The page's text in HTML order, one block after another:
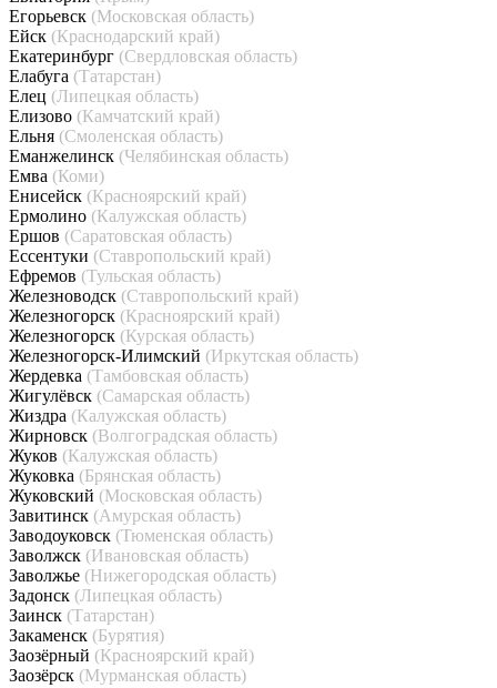
Егорьевск (Московская область)
Ейск (Краснодарский край)
Екатеринбург (Свердловская область)
Елабуга (Татарстан)
Елец (Липецкая область)
Елизово (Камчатский край)
Ельня (Смоленская область)
Еманжелинск (Челябинская область)
Емва (Коми)
Енисейск (Красноярский край)
Ермолино (Калужская область)
Ершов (Саратовская область)
Ессентуки (Ставропольский край)
Ефремов (Тульская область)
Железноводск (Ставропольский край)
Железногорск (Красноярский край)
Железногорск (Курская область)
Железногорск-Илимский (Иркутская область)
Жердевка (Тамбовская область)
Жигулёвск (Самарская область)
Жиздра (Калужская область)
Жирновск (Волгоградская область)
Жуков (Калужская область)
Жуковка (Брянская область)
Жуковский (Московская область)
Завитинск (Амурская область)
Заводоуковск (Тюменская область)
Заволжск (Ивановская область)
Заволжье (Нижегородская область)
Задонск (Липецкая область)
Заинск (Татарстан)
Закаменск (Бурятия)
Заозёрный (Красноярский край)
Заозёрск (Мурманская область)